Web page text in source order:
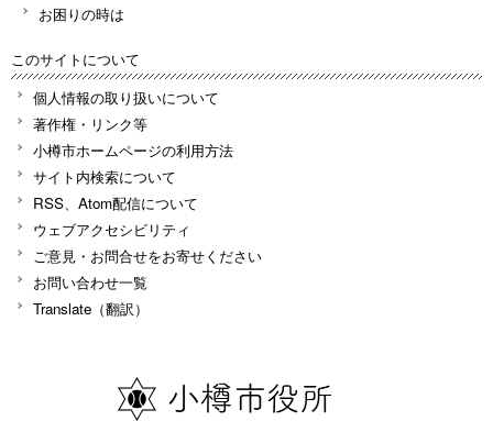
お困りの時は
このサイトについて
個人情報の取り扱いについて
著作権・リンク等
小樽市ホームページの利用方法
サイト内検索について
RSS、Atom配信について
ウェブアクセシビリティ
ご意見・お問合せをお寄せください
お問い合わせ一覧
Translate（翻訳）